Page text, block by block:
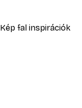
Kép fal inspirációk